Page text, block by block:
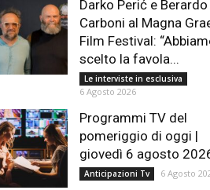
Darko Perić e Berardo
Carboni al Magna
Film Festival:
scelto la favola...
Le interviste in esclusiva
6 Agosto 2026
Programmi TV del
pomeriggio di oggi |
giovedì 6 agosto
Anticipazioni Tv 6 Agosto